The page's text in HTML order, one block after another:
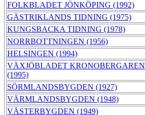
FOLKBLADET JÖNKÖPING (1992)
GÄSTRIKLANDS TIDNING (1975)
KUNGSBACKA TIDNING (1978)
NORRBOTTNINGEN (1956)
HELSINGEN (1994)
VÄXJÖBLADET KRONOBERGAREN
(1995)
SÖRMLANDSBYGDEN (1927)
VÄRMLANDSBYGDEN (1948)
VÄSTERBYGDEN (1949)